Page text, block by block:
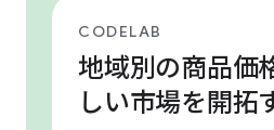
CODELAB
地域別の商品価
しい市場を開拓